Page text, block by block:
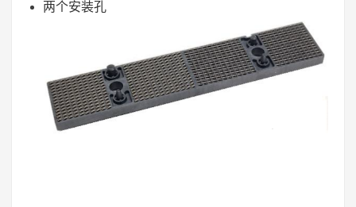
两个安装孔